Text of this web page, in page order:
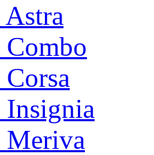
Insignia
Meriva